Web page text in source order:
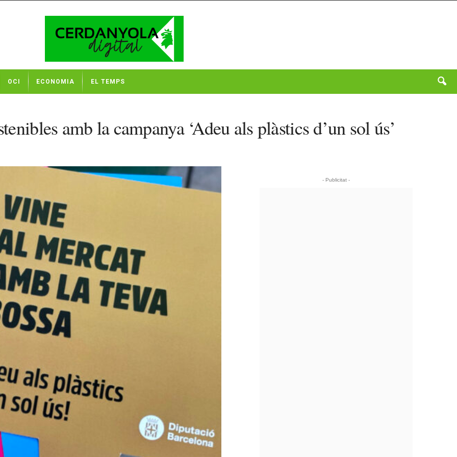
OCI ECONOMIA EL TEMPS
amb la campanya ‘Adeu als plàstics d’un sol ús’
- Publicitat -